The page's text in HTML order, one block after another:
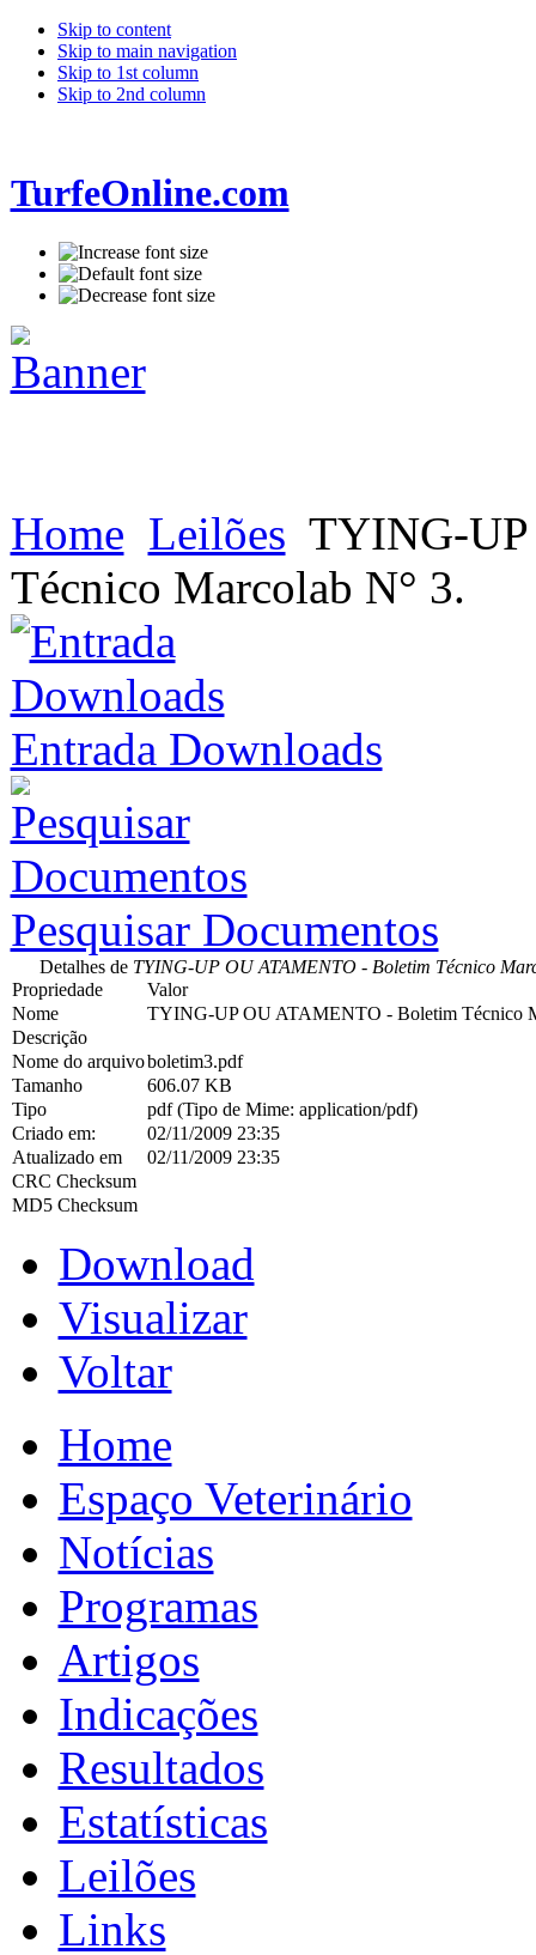
Skip to content
Skip to main navigation
Skip to 1st column
Skip to 2nd column
TurfeOnline.com
Home Leilões TYING-
Técnico Marcolab N° 3.
Entrada Downloads
Pesquisar Documentos
Detalhes deTYING-UP OU ATAMENTO - Boletim Técnico
Propriedade
Valor
Nome
TYING-UP OU ATAMENTO - Boletim Técnico
Descrição
Nome do arquivoboletim3.pdf
Tamanho
606.07 KB
Tipo
pdf (Tipo de Mime: application/pdf)
Criado em:
02/11/2009 23:35
Atualizado em
02/11/2009 23:35
CRC Checksum
MD5 Checksum
Download
Visualizar
Voltar
Home
Espaço Veterinário
Notícias
Programas
Artigos
Indicações
Resultados
Estatísticas
Leilões
Links